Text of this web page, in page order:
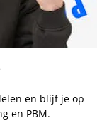
en blijf je op
en PBM.